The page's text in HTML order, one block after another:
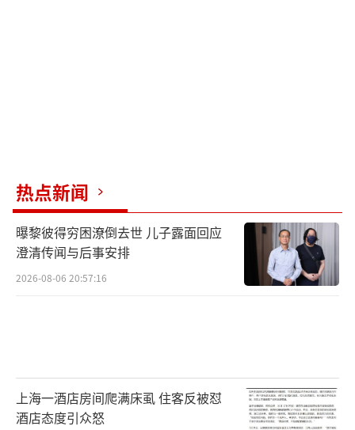
热点新闻
曝黎彼得穷困潦倒去世 儿子露面回应
澄清传闻与后事安排
2026-08-06 20:57:16
上海一酒店房间爬满床虱 住客反被怼
酒店态度引众怒